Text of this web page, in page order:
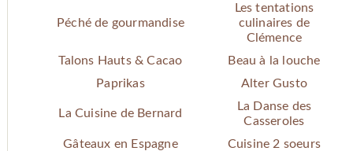
Péché de gourmandise
Les tentations
culinaires de
Clémence
Talons Hauts & Cacao
Beau à la louche
Paprikas
Alter Gusto
La Cuisine de Bernard
La Danse des
Casseroles
Gâteaux en Espagne
Cuisine 2 soeurs